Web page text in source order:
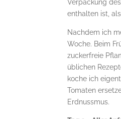
Verpackung
enthalten ist,
Nachdem ich
Woche. Beim
zuckerfreie
üblichen
koche ich
Tomaten
Erdnussmus.